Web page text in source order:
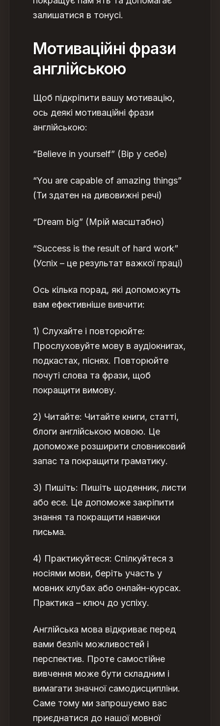
залишатися в тонусі.
Мотиваційні фрази
англійською
Щоб підкріпити вашу мотивацію,
ось деякі мотиваційні фрази
англійською:
“Believe in yourself” (Вір у себе)
“You are capable of amazing things”
(Ти здатен на дивовижні речі)
“Dream big” (Мрій масштабно)
“Success is the result of hard work”
(Успіх – це результат важкої праці)
Ось кілька порад, які допоможуть
вам ефективніше вивчити:
1) Слухайте і повторюйте:
Прослуховуйте мову в аудіокнигах,
подкастах, піснях. Повторюйте
почуті слова та фрази, щоб
покращити вимову.
2) Читайте: Читайте книги, статті,
блоги англійською мовою. Це
допоможе розширити словниковий
запас та покращити граматику.
3) Пишіть: Пишіть щоденник, листи
або есе. Це допоможе закріпити
знання та покращити навички
письма.
4) Практикуйтеся: Спілкуйтеся з
носіями мови, беріть участь у
мовних клубах або онлайн-курсах.
Практика – ключ до успіху.
Англійська мова відкриває перед
вами безліч можливостей і
перспектив. Проте самостійне
вивчення може бути складним і
вимагати значної самодисципліни.
Саме тому ми запрошуємо вас
приєднатися до нашої мовної